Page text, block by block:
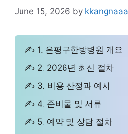
June 15, 2026 by kkangnaaa
✍ 1. 은평구한방병원 개요
✍ 2. 2026년 최신 절차
✍ 3. 비용 산정과 예시
✍ 4. 준비물 및 서류
✍ 5. 예약 및 상담 절차